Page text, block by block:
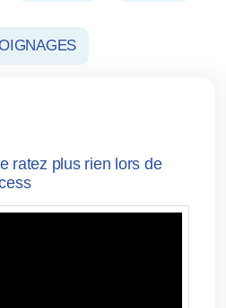
ratez plus rien lors de